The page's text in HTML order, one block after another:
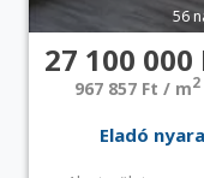
56
27 100 000
967 857 Ft / m2
Eladó